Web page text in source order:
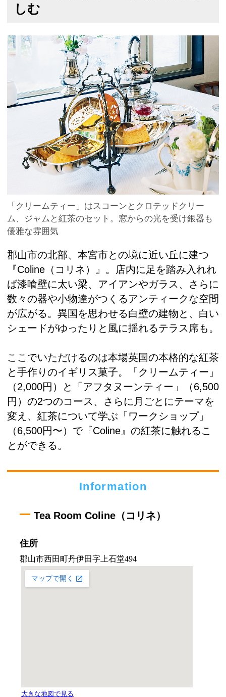
しむ
「クリームティー」はスコーンとクロテッドクリー
ム、ジャムと紅茶のセット。窓からの光を受け銀器も
優雅な雰囲気
郡山市の北部、本宮市との境に近い丘に建つ
『Coline（コリネ）』。店内に足を踏み入れれ
ば漆喰壁に太い梁、アイアンやガラス、さらに
数々の器や小物達がつくるアンティークな空間
が広がる。異国を思わせる白壁の建物と、白い
シェードがゆったりと風に揺れるテラス席も。
ここでいただけるのは本場英国の本格的な紅茶
と手作りのイギリス菓子。「クリームティー」
（2,000円）と「アフタヌーンティー」（6,500
円）の2つのコース、さらに月ごとにテーマを
変え、紅茶について学ぶ「ワークショップ」
（6,500円〜）で『Coline』の紅茶に触れるこ
とができる。
Information
Tea Room Coline（コリネ）
住所